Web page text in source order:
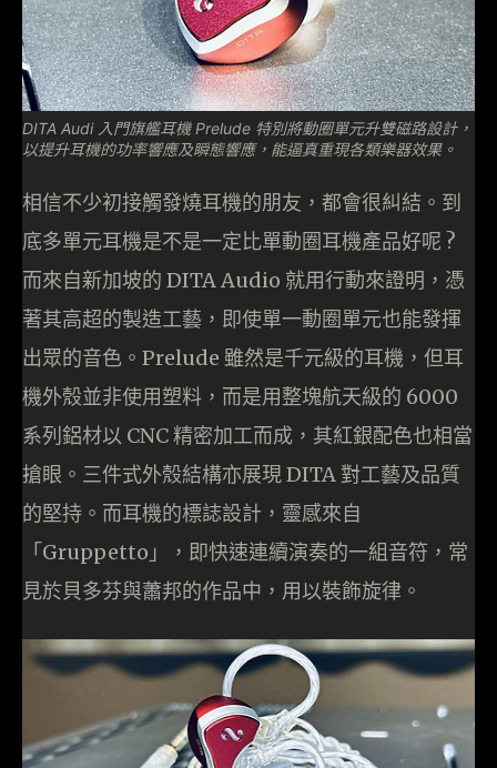
DITA Audi 入門旗艦耳機 Prelude 特別將動圈單元升雙磁路設計，
以提升耳機的功率響應及瞬態響應，能逼真重現各類樂器效果。
相信不少初接觸發燒耳機的朋友，都會很糾結。到
底多單元耳機是不是一定比單動圈耳機產品好呢 ?
而來自新加坡的 DITA Audio 就用行動來證明，憑
著其高超的製造工藝，即使單一動圈單元也能發揮
出眾的音色。Prelude 雖然是千元級的耳機，但耳
機外殼並非使用塑料，而是用整塊航天級的 6000
系列鋁材以 CNC 精密加工而成，其紅銀配色也相當
搶眼。三件式外殼結構亦展現 DITA 對工藝及品質
的堅持。而耳機的標誌設計，靈感來自
「Gruppetto」，即快速連續演奏的一組音符，常
見於貝多芬與蕭邦的作品中，用以裝飾旋律。